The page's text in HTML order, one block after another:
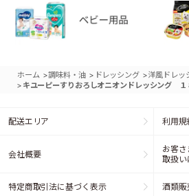
ホーム >調味料・油 > ドレッシング >洋風ドレッ
> キユーピーすりおろしオニオンドレッシング １
配送エリア 利用規
会社概要
お客さ
取扱い
特定商取引法に基づく表示 酒類販